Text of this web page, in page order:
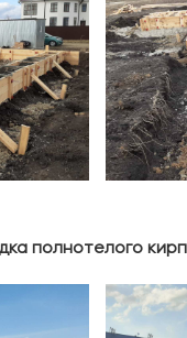
полнотелого